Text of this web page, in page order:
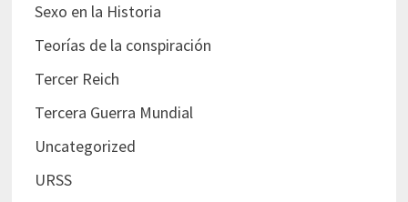
Sexo en la Historia
Teorías de la conspiración
Tercer Reich
Tercera Guerra Mundial
Uncategorized
URSS